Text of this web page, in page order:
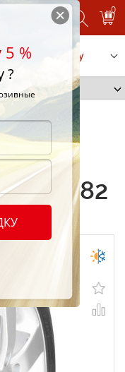
0
Заказать услугу
60 R16 95H
VI-682
5 %
?